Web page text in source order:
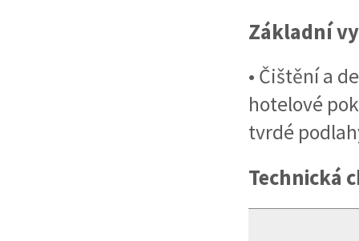
Základní
• Čištění a
hotelové
tvrdé
Technická